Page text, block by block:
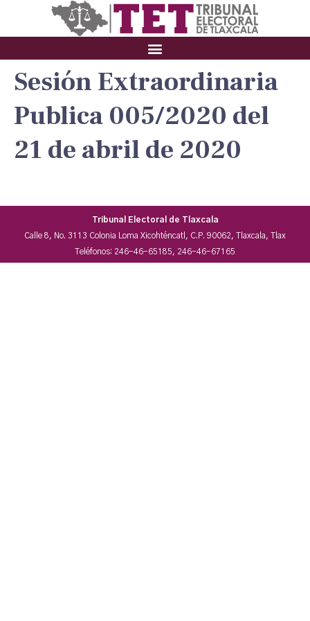
Sesión Extraordinaria
Publica 005/2020 del
21 de abril de 2020
Tribunal Electoral de Tlaxcala
Calle 8, No. 3113 Colonia Loma Xicohténcatl, C.P. 90062, Tlaxcala, Tlax
Teléfonos: 246-46-65185, 246-46-67165